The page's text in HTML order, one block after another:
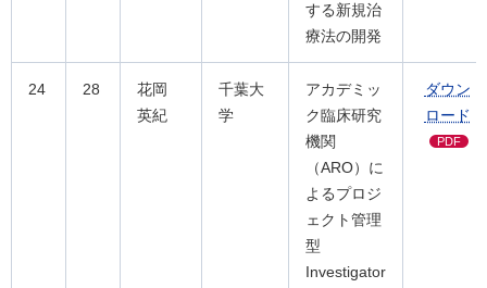
する新規治
療法の開発
24 28
花岡
英紀
千葉大
学
アカデミッ
ク臨床研究
機関
（ARO）に
よるプロジ
ェクト管理
型
Investigator
ダウン
ロード
PDF